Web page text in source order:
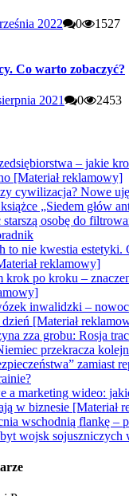
2022 0 1527
Co warto zobaczyć?
2021 0 2453
– jakie
[Materiał reklamowy]
cywilizacja? Nowe
„Siedem głów
starszą osobę do
to nie kwestia estetyki.
reklamowy]
krok po kroku –
inwalidzki –
[Materiał
zza grobu: Rosja
przekracza
zamiast
a marketing wideo:
w biznesie [Materiał
wschodnią flankę –
wojsk sojuszniczych